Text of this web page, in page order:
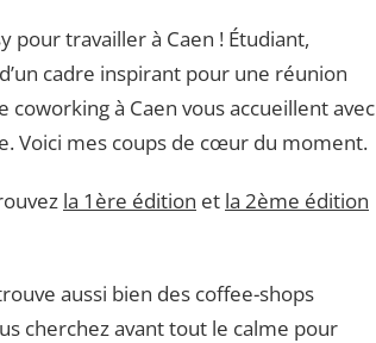
pour travailler à Caen ! Étudiant,
cadre inspirant pour une réunion
à Caen vous accueillent avec
Voici mes coups de cœur du moment.
la 1ère édition et la 2ème édition
aussi bien des coffee-shops
cherchez avant tout le calme pour